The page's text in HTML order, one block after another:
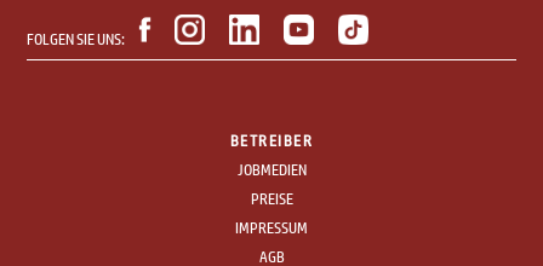
FOLGEN SIE UNS:
BETREIBER
JOBMEDIEN
PREISE
IMPRESSUM
AGB